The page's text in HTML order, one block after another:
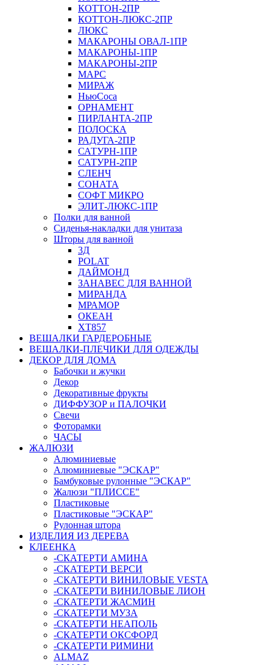
КОТТОН-2ПР
КОТТОН-ЛЮКС-2ПР
ЛЮКС
МАКАРОНЫ ОВАЛ-1ПР
МАКАРОНЫ-1ПР
МАКАРОНЫ-2ПР
МАРС
МИРАЖ
НьюСоса
ОРНАМЕНТ
ПИРЛАНТА-2ПР
ПОЛОСКА
РАДУГА-2ПР
САТУРН-1ПР
САТУРН-2ПР
СЛЕНЧ
СОНАТА
СОФТ МИКРО
ЭЛИТ-ЛЮКС-1ПР
Полки для ванной
Сиденья-накладки для унитаза
Шторы для ванной
3Д
POLAT
ДАЙМОНД
ЗАНАВЕС ДЛЯ ВАННОЙ
МИРАНДА
МРАМОР
ОКЕАН
ХТ857
ВЕШАЛКИ ГАРДЕРОБНЫЕ
ВЕШАЛКИ-ПЛЕЧИКИ ДЛЯ ОДЕЖДЫ
ДЕКОР ДЛЯ ДОМА
Бабочки и жучки
Декор
Декоративные фрукты
ДИФФУЗОР и ПАЛОЧКИ
Свечи
Фоторамки
ЧАСЫ
ЖАЛЮЗИ
Алюминиевые
Алюминиевые "ЭСКАР"
Бамбуковые рулонные "ЭСКАР"
Жалюзи "ПЛИССЕ"
Пластиковые
Пластиковые "ЭСКАР"
Рулонная штора
ИЗДЕЛИЯ ИЗ ДЕРЕВА
КЛЕЕНКА
-СКАТЕРТИ АМИНА
-СКАТЕРТИ ВЕРСИ
-СКАТЕРТИ ВИНИЛОВЫЕ VESTA
-СКАТЕРТИ ВИНИЛОВЫЕ ЛИОН
-СКАТЕРТИ ЖАСМИН
-СКАТЕРТИ МУЗА
-СКАТЕРТИ НЕАПОЛЬ
-СКАТЕРТИ ОКСФОРД
-СКАТЕРТИ РИМИНИ
ALMAZ